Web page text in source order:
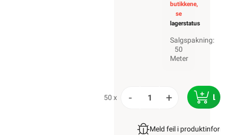
butikkene,
se
lagerstatus
Salgspakning:
50
Meter
50 x - +
Meld feil i